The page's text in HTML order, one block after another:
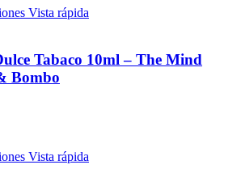
Vista rápida
Tabaco 10ml – The Mind
Bombo
Vista rápida